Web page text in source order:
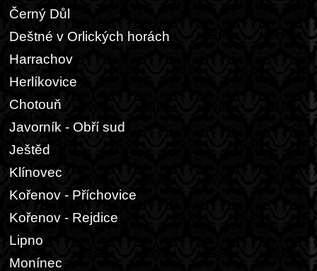
Černý Důl
Deštné v Orlických horách
Harrachov
Herlíkovice
Chotouň
Javorník - Obří sud
Ještěd
Klínovec
Kořenov - Příchovice
Kořenov - Rejdice
Lipno
Monínec